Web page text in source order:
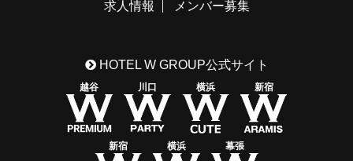
求人情報 メンバー募集
HOTEL W GROUP公式サイト
越谷 川口 横浜 新宿
新宿 横浜 幕張